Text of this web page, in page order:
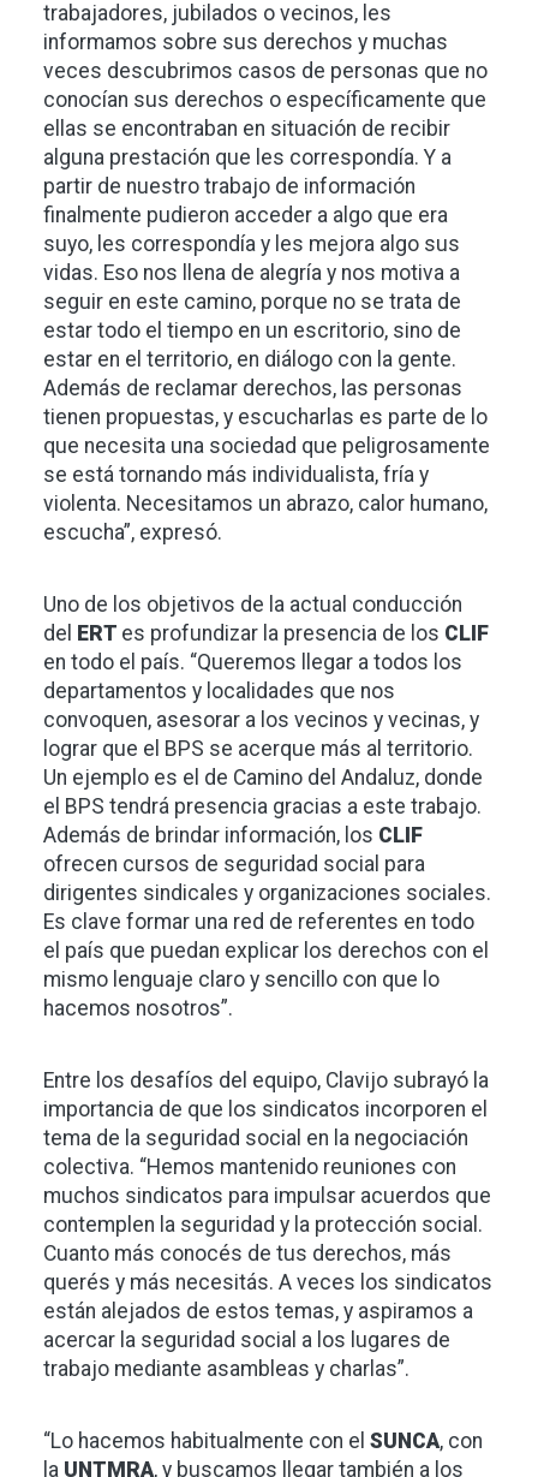
trabajadores, jubilados o vecinos, les
informamos sobre sus derechos y muchas
veces descubrimos casos de personas que no
conocían sus derechos o específicamente que
ellas se encontraban en situación de recibir
alguna prestación que les correspondía. Y a
partir de nuestro trabajo de información
finalmente pudieron acceder a algo que era
suyo, les correspondía y les mejora algo sus
vidas. Eso nos llena de alegría y nos motiva a
seguir en este camino, porque no se trata de
estar todo el tiempo en un escritorio, sino de
estar en el territorio, en diálogo con la gente.
Además de reclamar derechos, las personas
tienen propuestas, y escucharlas es parte de lo
que necesita una sociedad que peligrosamente
se está tornando más individualista, fría y
violenta. Necesitamos un abrazo, calor humano,
escucha”, expresó.
Uno de los objetivos de la actual conducción
del
ERT es profundizar la presencia de los CLIF
en todo el país. “Queremos llegar a todos los
departamentos y localidades que nos
convoquen, asesorar a los vecinos y vecinas, y
lograr que el BPS se acerque más al territorio.
Un ejemplo es el de Camino del Andaluz, donde
el BPS tendrá presencia gracias a este trabajo.
Además de brindar información, los CLIF
ofrecen cursos de seguridad social para
dirigentes sindicales y organizaciones sociales.
Es clave formar una red de referentes en todo
el país que puedan explicar los derechos con el
mismo lenguaje claro y sencillo con que lo
hacemos nosotros”.
Entre los desafíos del equipo, Clavijo subrayó la
importancia de que los sindicatos incorporen el
tema de la seguridad social en la negociación
colectiva. “Hemos mantenido reuniones con
muchos sindicatos para impulsar acuerdos que
contemplen la seguridad y la protección social.
Cuanto más conocés de tus derechos, más
querés y más necesitás. A veces los sindicatos
están alejados de estos temas, y aspiramos a
acercar la seguridad social a los lugares de
trabajo mediante asambleas y charlas”.
“Lo hacemos habitualmente con el SUNCA, con
la UNTMRA, y buscamos llegar también a los